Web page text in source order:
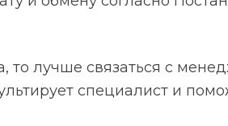
лучше связаться с
специалист и